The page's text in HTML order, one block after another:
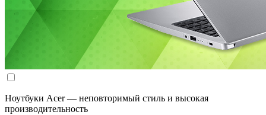
Ноутбуки Acer — неповторимый стиль и высокая
производительность